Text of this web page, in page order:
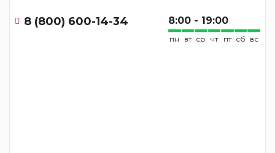
8 (800) 600-14-34 8:00 - 19:00
пн вт ср чт пт сб вс